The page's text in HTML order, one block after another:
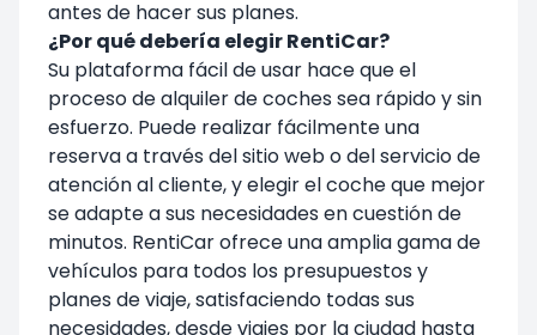
antes de hacer sus planes.
¿Por qué debería elegir RentiCar?
Su plataforma fácil de usar hace que el
proceso de alquiler de coches sea rápido y sin
esfuerzo. Puede realizar fácilmente una
reserva a través del sitio web o del servicio de
atención al cliente, y elegir el coche que mejor
se adapte a sus necesidades en cuestión de
minutos. RentiCarofrece una amplia gama de
vehículos para todos los presupuestos y
planes de viaje, satisfaciendo todas sus
necesidades, desde viajes por la ciudad hasta